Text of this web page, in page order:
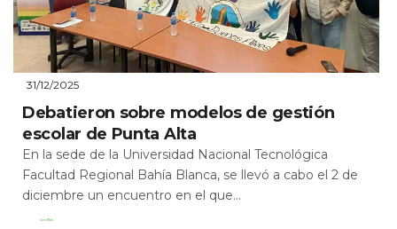
31/12/2025
Debatieron sobre modelos de gestión
escolar de Punta Alta
En la sede de la Universidad Nacional Tecnológica
Facultad Regional Bahía Blanca, se llevó a cabo el 2 de
diciembre un encuentro en el que...
Leer Más